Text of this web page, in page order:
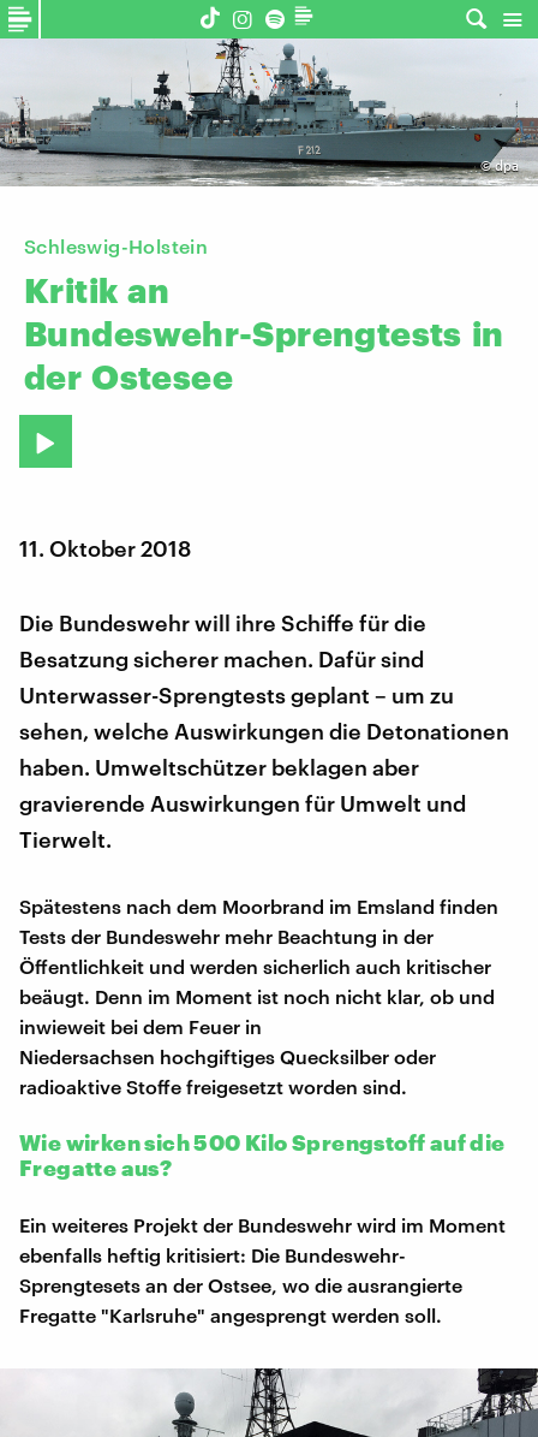
©dpa
Schleswig-Holstein
Kritik an
Bundeswehr-Sprengtests in
der Ostesee
11. Oktober 2018
Die Bundeswehr will ihre Schiffe für die
Besatzung sicherer machen. Dafür sind
Unterwasser-Sprengtests geplant – um zu
sehen, welche Auswirkungen die Detonationen
haben. Umweltschützer beklagen aber
gravierende Auswirkungen für Umwelt und
Tierwelt.
Spätestens nach dem Moorbrand im Emsland finden
Tests der Bundeswehr mehr Beachtung in der
Öffentlichkeit und werden sicherlich auch kritischer
beäugt. Denn im Moment ist noch nicht klar, ob und
inwieweit bei dem Feuer in
Niedersachsen hochgiftiges Quecksilber oder
radioaktive Stoffe freigesetzt worden sind.
Wie wirken sich 500 Kilo Sprengstoff auf die
Fregatte aus?
Ein weiteres Projekt der Bundeswehr wird im Moment
ebenfalls heftig kritisiert: Die Bundeswehr-
Sprengtesets an der Ostsee, wo die ausrangierte
Fregatte "Karlsruhe" angesprengt werden soll.